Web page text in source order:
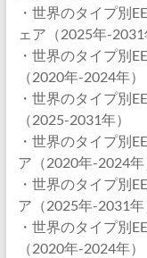
・世界のタイプ別
ェア（2025年-2031
・世界のタイプ別
（2020年-2024年）
・世界のタイプ別
（2025-2031年）
・世界のタイプ別
ア（2020年-2024年
・世界のタイプ別
ア（2025年-2031年
・世界のタイプ別
（2020年-2024年）